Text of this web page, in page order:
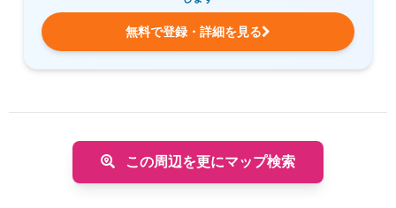
無料で登録・詳細を見る
この周辺を更にマップ検索